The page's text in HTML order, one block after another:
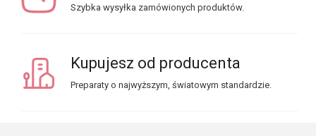
Szybka wysyłka zamówionych produktów.
Kupujesz od producenta
Preparaty o najwyższym, światowym standardzie.